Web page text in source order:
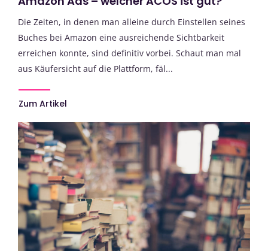
Die Zeiten, in denen man alleine durch Einstellen seines
Buches bei Amazon eine ausreichende Sichtbarkeit
erreichen konnte, sind definitiv vorbei. Schaut man mal
aus Käufersicht auf die Plattform, fäl...
Zum Artikel